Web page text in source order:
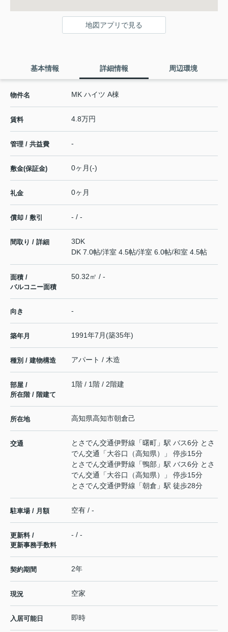
地図アプリで見る
基本情報 詳細情報 周辺環境
物件名 MK ハイツ A棟
賃料 4.8万円
管理 / 共益費 -
敷金(保証金) 0ヶ月(-)
礼金 0ヶ月
償却 / 敷引 - / -
間取り / 詳細
3DK
DK 7.0帖/洋室 4.5帖/洋室 6.0帖/和室 4.5帖
面積 /
バルコニー面積
50.32㎡ / -
向き -
築年月 1991年7月(築35年)
種別 / 建物構造 アパート / 木造
部屋 /
所在階 / 階建て
1階 / 1階 / 2階建
所在地 高知県高知市朝倉己
交通 とさでん交通伊野線 「曙町 」駅 バス6分 とさ
でん交通「大谷口（高知県）」 停歩15分
とさでん交通伊野線 「鴨部 」駅 バス6分 とさ
でん交通「大谷口（高知県）」 停歩15分
とさでん交通伊野線 「朝倉 」駅 徒歩28分
駐車場 / 月額 空有 / -
更新料 /
更新事務手数料
- / -
契約期間 2年
現況 空家
入居可能日 即時